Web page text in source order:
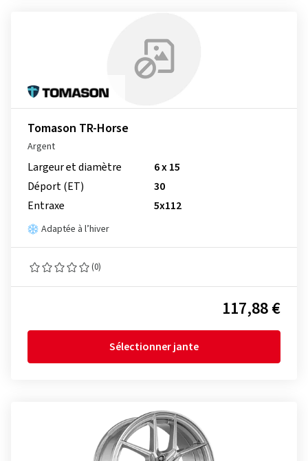
Tomason TR-Horse
Argent
Largeur et diamètre
6 x 15
Déport (ET)
30
Entraxe
5x112
Adaptée à l’hiver
(0)
117,88 €
Sélectionner jante